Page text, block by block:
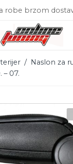
robe brzom
/ Naslon za
– 07.